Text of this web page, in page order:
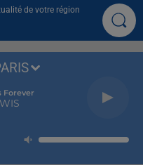
de votre région
Forever